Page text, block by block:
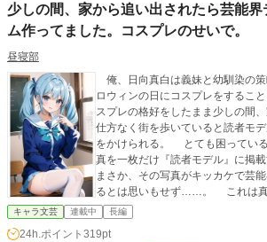
少しの間、家から追い出されたら芸能
ム作ってました。コスプレのせいで。
昼寝部
俺、日向真白は義妹と幼馴染の
ロウィンの日にコスプレをすることとなった
スプレの格好をしたまま少しの間
仕方なく街を歩いていると読者モ
をかけられる。 とても困っているようだったので、俺の写
真を一枚だけ『読者モデル』に掲
まさか、その写真がキッカケで芸
るとは思いもせず……。 これは真白が芸能活動をしなが
ら、義妹や幼馴染、アイドル、女
全国の女性たちを魅了するだけのお
キャラ文芸 連載中 長編
24h.ポイント 319pt